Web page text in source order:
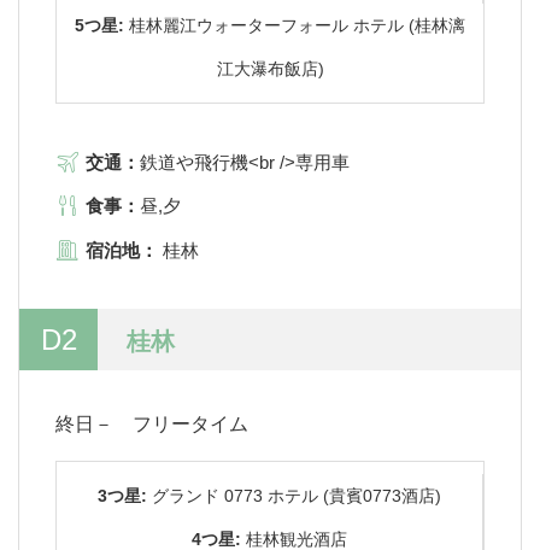
5つ星: 桂林麗江ウォーターフォール ホテル (桂林漓
江大瀑布飯店)
交通： 鉄道や飛行機<br />専用車
食事： 昼,夕
宿泊地： 桂林
D2 桂林
終日－ フリータイム
3つ星: グランド 0773 ホテル (貴賓0773酒店)
4つ星: 桂林観光酒店